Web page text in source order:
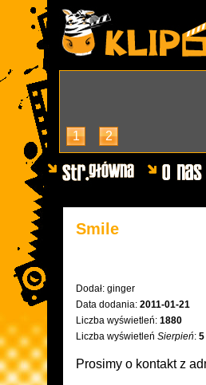
1 2
Smile
Dodał: ginger
Data dodania: 2011-01-21
Liczba wyświetleń: 1880
Liczba wyświetleń Sierpień: 5
Prosimy o kontakt z